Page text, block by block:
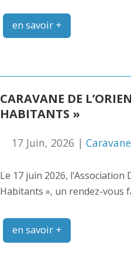
en savoir +
CARAVANE DE
HABITANTS »
17 Juin, 2026 |
Le 17 juin 2026,
Habitants », un rendez-vous
en savoir +